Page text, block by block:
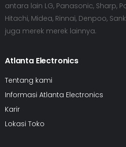
antara lain LG, Panasonic, Sharp,
Hitachi, Midea, Rinnai, Denpoo,
juga merek merek lainnya.
Atlanta Electronics
Tentang kami
Informasi Atlanta Electronics
Karir
Lokasi Toko